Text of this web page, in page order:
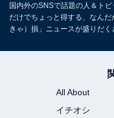
国内外のSNSで話題の人＆ト
だけでちょっと得する、なん
きゃ）損」ニュースが盛りだく
All About
イチオシ